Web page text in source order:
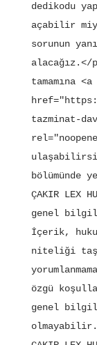
dedikodu
açabilir
sorunun
alacağız.</
tamamına <a
tazminat-
bölümünde
ÇAKIR LEX
genel
İçerik,
niteliği
özgü
genel
olmayabilir.